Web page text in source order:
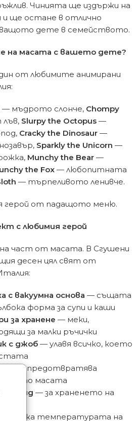
Чинията ще издържи на
и ще остане в отлично
дете в семейството.
на масата с вашето дете?
от любимите анимирани
— мъдрото слонче, Chompy
Slurpy the Octopus —
Cracky the Dinosaur —
Sparkly the Unicorn —
Munchy the Bear —
the Fox — любопитната
— търпеливото ленивче.
герой от падащото меню.
с любимия герой
част от масата. В Сгушени
десен цял свят от
с вакуумна основа — същата
форма за супи и каши
за хранене — меки,
за малки ръчички
с джоб — улавя всичко, което
— предотвратява
по масата
обяд — за храненето на
температурата на